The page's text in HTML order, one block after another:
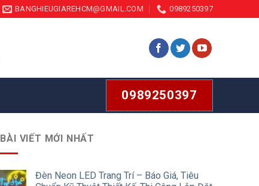
BANGHIEUGIAREHCM@GMAIL.COM 0989250397
0989250397
BÀI VIẾT MỚI NHẤT
Đèn Neon LED Trang Trí – Báo Giá, Tiêu